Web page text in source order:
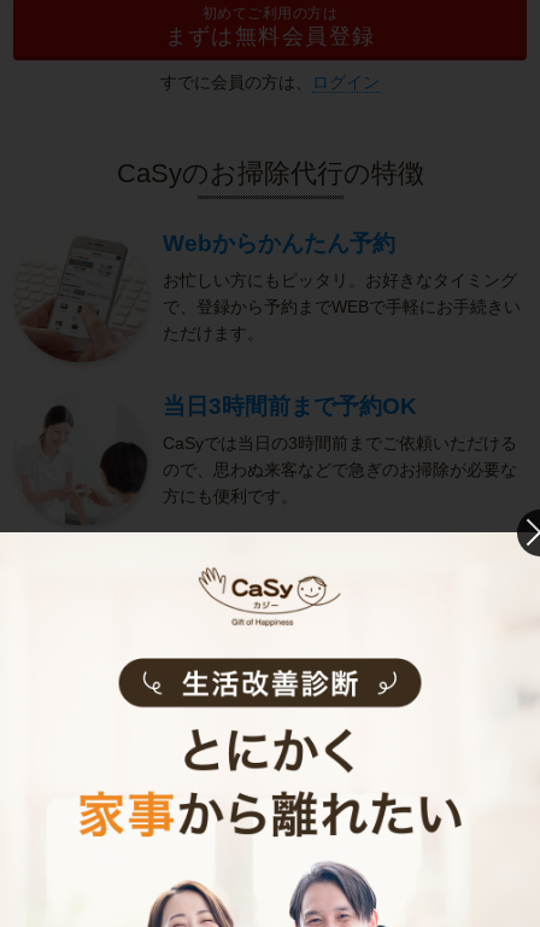
初めてご利用の方は
まずは無料会員登録
すでに会員の方は、 ログイン
CaSyのお掃除代行の特徴
Webからかんたん予約
お忙しい方にもピッタリ。お好きなタイミング
で、登録から予約までWEBで手軽にお手続きい
ただけます。
当日3時間前まで予約OK
CaSyでは当日の3時間前までご依頼いただける
ので、思わぬ来客などで急ぎのお掃除が必要な
方にも便利です。
きめ細やかなサービス
選考をクリアし、研修を修了したキャストがサ
ービスを実施。お客様のご要望に沿ったきめ細
やかなサービスで、健やかな生活をサポートし
ます。
お掃除代行のサービス内容
お掃除代行のサービス料金